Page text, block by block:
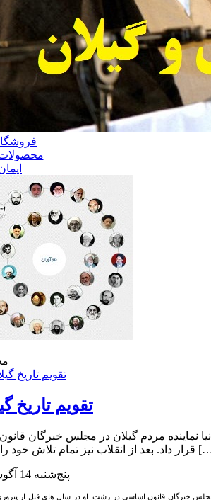
تقویم تاریخ گیلان
نماینده مردم گیلان در مجلس خبرگان
را برای پیشبرد اهداف انقلاب مبذول داشت. در سال […]
پنج‌شنبه 14 آگوست 2014 - 05:09
خبرگان قانون اساسی در رشت. او در سال های قبل از